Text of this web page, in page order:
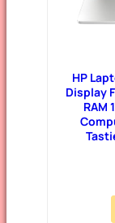
HP
Display
RAM